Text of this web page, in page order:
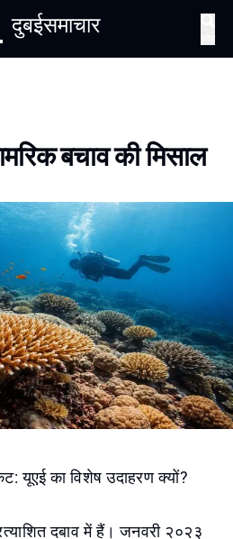
दुबईसमाचार
बचाव की मिसाल
यूएई का विशेष उदाहरण क्यों?
दबाव में हैं। जनवरी २०२३